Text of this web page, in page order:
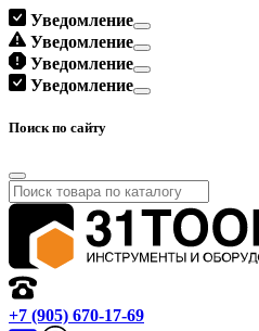
Уведомление
Уведомление
Уведомление
Уведомление
Поиск по сайту
+7 (905) 670-17-69